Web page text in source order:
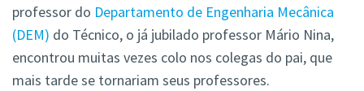
professor do Departamento de Engenharia Mecânica
(DEM) do Técnico, o já jubilado professor Mário Nina,
encontrou muitas vezes colo nos colegas do pai, que
mais tarde se tornariam seus professores.